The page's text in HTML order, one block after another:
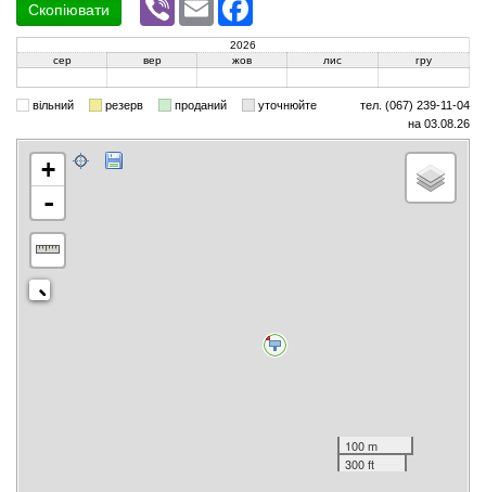
Скопіювати
2026
сер
вер жов лис гру
вільний резерв проданий уточнюйте
тел. (067) 239-11-04
на 03.08.26
+
-
100 m
300 ft